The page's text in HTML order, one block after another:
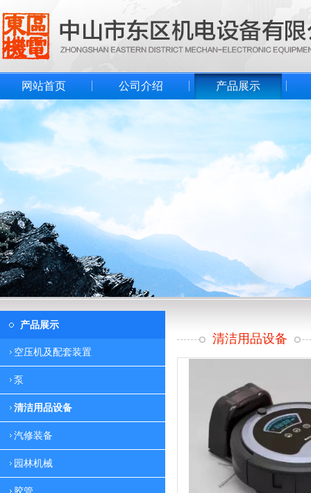
网站首页 公司介绍 产品展示
产品展示
空压机及配套装置
泵
清洁用品设备
汽修装备
园林机械
清洁用品设备